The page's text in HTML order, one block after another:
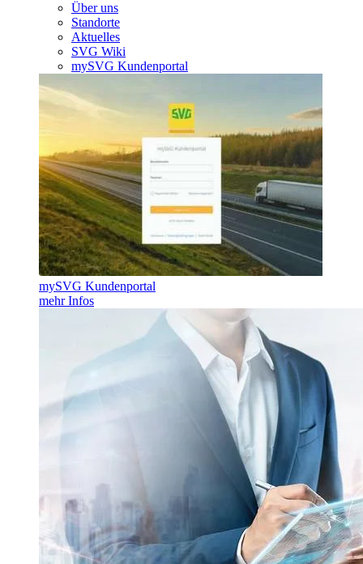
Über uns
Standorte
Aktuelles
SVG Wiki
mySVG Kundenportal
mySVG Kundenportal
mehr Infos